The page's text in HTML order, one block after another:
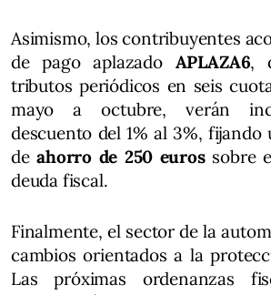
Asimismo, los contribuyentes
de pago aplazado APLAZA6,
tributos periódicos en seis
mayo a octubre, verán
descuento del 1% al 3%,
deahorro de 250 euros sobre
deuda fiscal.
Finalmente, el sector de la
cambios orientados a la
Las próximas ordenanzas